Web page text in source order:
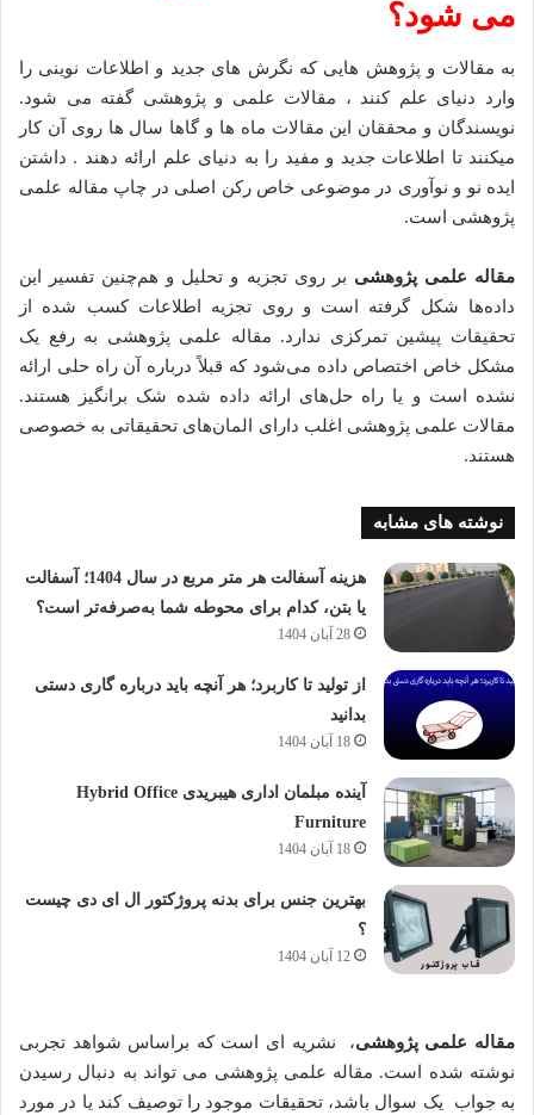
می شود؟
به مقالات و پژوهش هایی که نگرش های جدید و اطلاعات نوینی را
وارد دنیای علم کنند ، مقالات علمی و پژوهشی گفته می شود.
نویسندگان و محققان این مقالات ماه ها و گاها سال ها روی آن کار
میکنند تا اطلاعات جدید و مفید را به دنیای علم ارائه دهند . داشتن
ایده نو و نوآوری در موضوعی خاص رکن اصلی در چاپ مقاله علمی
پژوهشی است.
مقاله علمی پژوهشی بر روی تجزیه و تحلیل و هم‌چنین تفسیر این
داده‌ها شکل گرفته است و روی تجزیه اطلاعات کسب شده از
تحقیقات پیشین تمرکزی ندارد. مقاله علمی پژوهشی به رفع یک
مشکل خاص اختصاص داده می‌شود که قبلاً درباره آن راه حلی ارائه
نشده است و یا راه حل‌های ارائه داده شده شک برانگیز هستند.
مقالات علمی پژوهشی اغلب دارای المان‌های تحقیقاتی به خصوصی
هستند.
نوشته های مشابه
هزینه آسفالت هر متر مربع در سال 1404؛ آسفالت
یا بتن، کدام برای محوطه شما به‌صرفه‌تر است؟
28 آبان 1404
از تولید تا کاربرد؛ هر آنچه باید درباره گاری دستی
بدانید
18 آبان 1404
آینده مبلمان اداری هیبریدی Hybrid Office
Furniture
18 آبان 1404
بهترین جنس برای بدنه پروژکتور ال ای دی چیست
؟
12 آبان 1404
مقاله علمی پژوهشی، نشریه ای است که براساس شواهد تجربی
نوشته شده است. مقاله علمی پژوهشی می تواند به دنبال رسیدن
به جواب یک سوال باشد، تحقیقات موجود را توصیف کند یا در مورد